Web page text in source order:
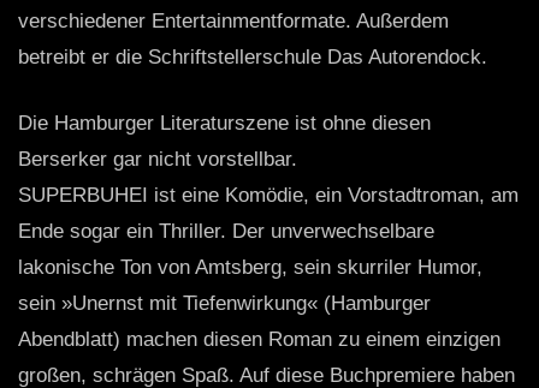
verschiedener Entertainmentformate. Außerdem
betreibt er die Schriftstellerschule Das Autorendock.
Die Hamburger Literaturszene ist ohne diesen
Berserker gar nicht vorstellbar.
SUPERBUHEI ist eine Komödie, ein Vorstadtroman, am
Ende sogar ein Thriller. Der unverwechselbare
lakonische Ton von Amtsberg, sein skurriler Humor,
sein »Unernst mit Tiefenwirkung« (Hamburger
Abendblatt) machen diesen Roman zu einem einzigen
großen, schrägen Spaß. Auf diese Buchpremiere haben